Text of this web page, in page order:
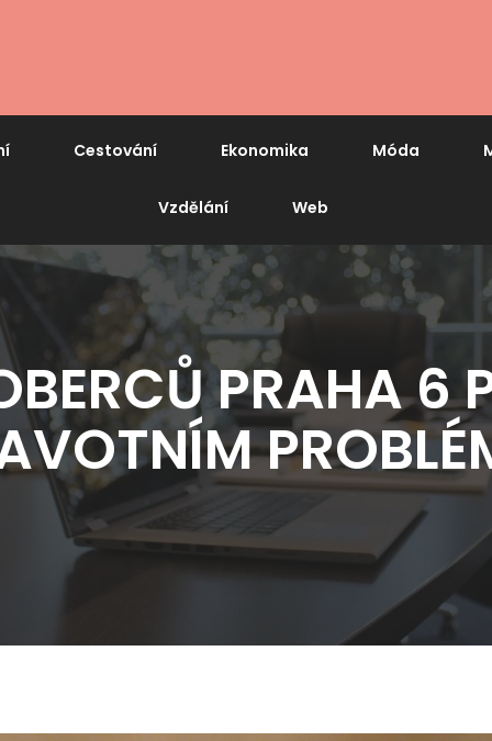
Cestování Ekonomika Móda
Vzdělání Web
PRAHA 6